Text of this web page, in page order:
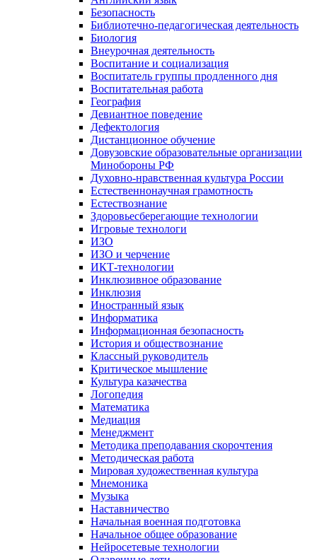
Безопасность
Библиотечно-педагогическая деятельность
Биология
Внеурочная деятельность
Воспитание и социализация
Воспитатель группы продленного дня
Воспитательная работа
География
Девиантное поведение
Дефектология
Дистанционное обучение
Довузовские образовательные организации
Минобороны РФ
Духовно‑нравственная культура России
Естественнонаучная грамотность
Естествознание
Здоровьесберегающие технологии
Игровые технологи
ИЗО
ИЗО и черчение
ИКТ-технологии
Инклюзивное образование
Инклюзия
Иностранный язык
Информатика
Информационная безопасность
История и обществознание
Классный руководитель
Критическое мышление
Культура казачества
Логопедия
Математика
Медиация
Менеджмент
Методика преподавания скорочтения
Методическая работа
Мировая художественная культура
Мнемоника
Музыка
Наставничество
Начальная военная подготовка
Начальное общее образование
Нейросетевые технологии